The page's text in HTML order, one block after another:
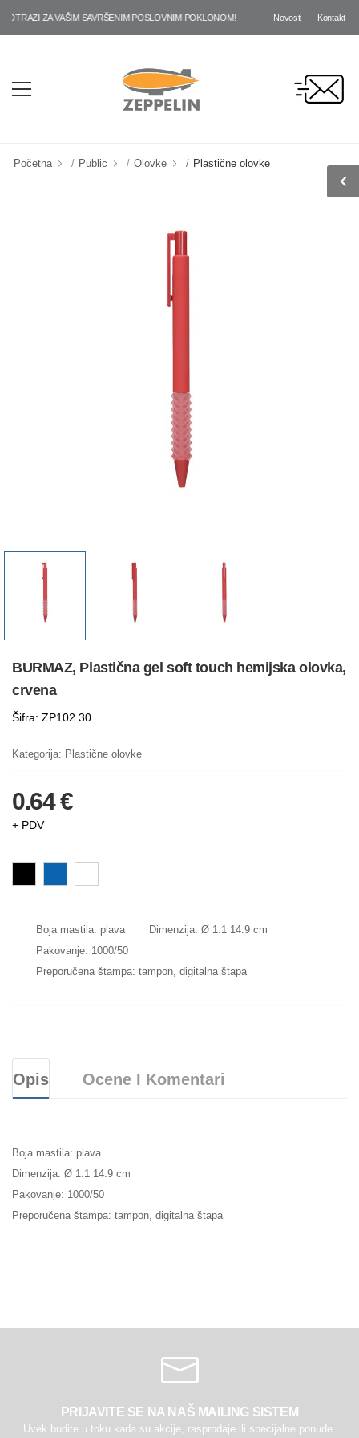
ZA VAŠIM SAVRŠENIM POSLOVNIM POKLONOM! Novosti Kontakt
Početna Public Olovke Plastične olovke
BURMAZ, Plastična gel soft touch hemijska olovka,
crvena
Šifra: ZP102.30
Kategorija: Plastične olovke
0.64 €
+ PDV
Boja mastila: plava
Dimenzija: Ø 1.1 14.9 cm
Pakovanje: 1000/50
Preporučena štampa: tampon, digitalna štapa
Opis Ocene I Komentari
Boja mastila: plava
Dimenzija: Ø 1.1 14.9 cm
Pakovanje: 1000/50
Preporučena štampa: tampon, digitalna štapa
PRIJAVITE SE NA NAŠ MAILING SISTEM
Uvek budite u toku kada su akcije, rasprodaje ili specijalne ponude.